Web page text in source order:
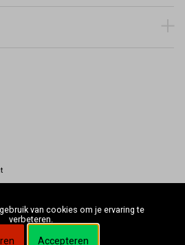
van cookies om je ervaring te
verbeteren.
Accepteren